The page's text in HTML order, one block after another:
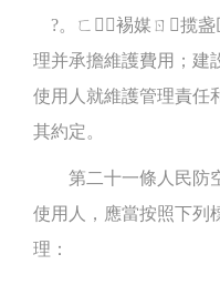
?。ㄈ┟裼媒ㄖ揽
理并承擔維護費用；建
使用人就維護管理責任和
其約定。
第二十一條人民防空
使用人，應當按照下列
理：